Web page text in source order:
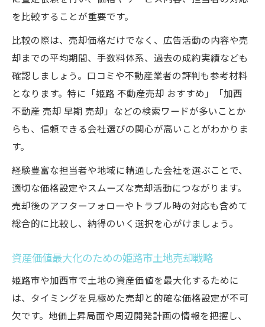
を比較することが重要です。
比較の際は、売却価格だけでなく、広告活動の内容や売
却までの平均期間、手数料体系、過去の成約実績なども
確認しましょう。口コミや不動産業者の評判も参考材料
となります。特に「姫路 不動産売却 おすすめ」「加西
不動産 売却 早期 売却」などの検索ワードが多いことか
らも、信頼できる会社選びの関心が高いことがわかりま
す。
経験豊富な担当者や地域に精通した会社を選ぶことで、
適切な価格設定やスムーズな売却活動につながります。
売却後のアフターフォローやトラブル時の対応も含めて
総合的に比較し、納得のいく選択を心がけましょう。
資産価値最大化のための姫路市土地売却戦略
姫路市や加西市で土地の資産価値を最大化するために
は、タイミングを見極めた売却と的確な価格設定が不可
欠です。地価上昇局面や周辺開発計画の情報を把握し、